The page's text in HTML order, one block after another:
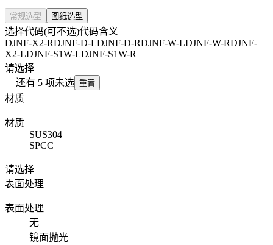
常规选型 图纸选型
选择代码(可不选)代码含义
DJNF-X2-RDJNF-D-LDJNF-D-RDJNF-W-LDJNF-W-RDJNF-
X2-LDJNF-S1W-LDJNF-S1W-R
请选择
还有 5 项未选 重置
材质
材质
SUS304
SPCC
请选择
表面处理
表面处理
无
镜面抛光